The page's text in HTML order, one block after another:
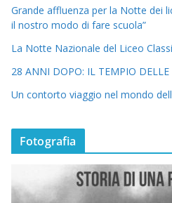
Grande affluenza per la Notte dei
il nostro modo di fare scuola”
La Notte Nazionale del Liceo
28 ANNI DOPO: IL TEMPIO DELLE
Un contorto viaggio nel mondo
Fotografia